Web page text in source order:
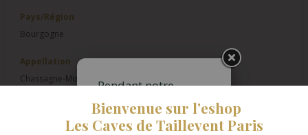
Bienvenue sur l’eshop
Les Caves de Taillevent Paris
Pays/Région
Bourgogne
Appellation
Chassagne-Montrachet 1er CruPendant notre
fermeture estivale,
vous pouvez
continuer à passer